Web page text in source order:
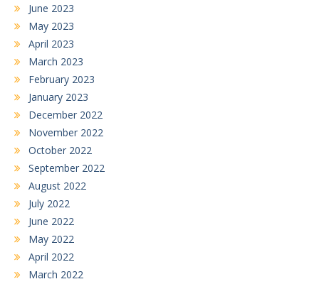
June 2023
May 2023
April 2023
March 2023
February 2023
January 2023
December 2022
November 2022
October 2022
September 2022
August 2022
July 2022
June 2022
May 2022
April 2022
March 2022